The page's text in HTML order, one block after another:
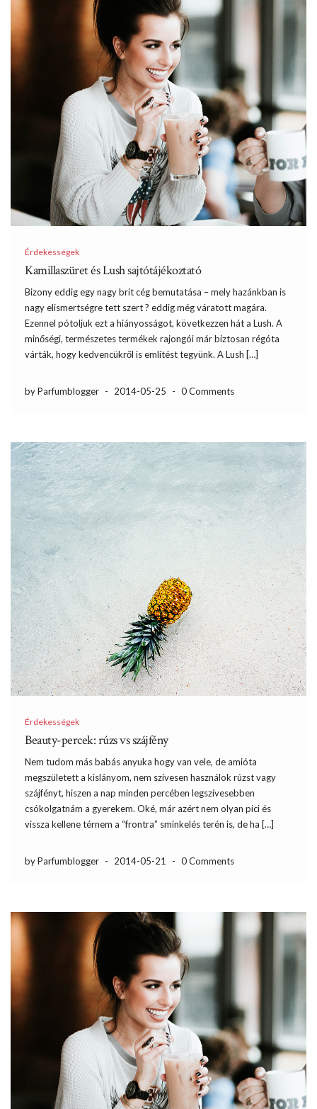
Érdekességek
Kamillaszüret és Lush sajtótájékoztató
Bizony eddig egy nagy brit cég bemutatása – mely hazánkban is
nagy elismertségre tett szert ? eddig még váratott magára.
Ezennel pótoljuk ezt a hiányosságot, következzen hát a Lush. A
minőségi, természetes termékek rajongói már biztosan régóta
várták, hogy kedvencükről is említést tegyünk. A Lush […]
by Parfumblogger - 2014-05-25 - 0 Comments
Érdekességek
Beauty-percek: rúzs vs szájfény
Nem tudom más babás anyuka hogy van vele, de amióta
megszületett a kislányom, nem szívesen használok rúzst vagy
szájfényt, hiszen a nap minden percében legszívesebben
csókolgatnám a gyerekem. Oké, már azért nem olyan pici és
vissza kellene térnem a “frontra” sminkelés terén is, de ha […]
by Parfumblogger - 2014-05-21 - 0 Comments